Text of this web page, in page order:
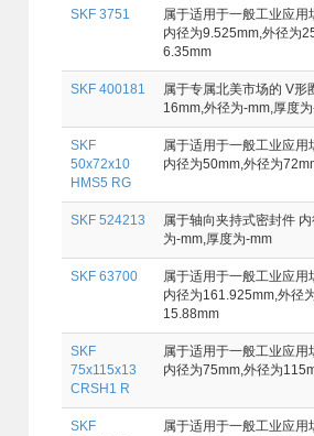
SKF 3751
属于适用于一般工业应用
内径为9.525mm,外径为
6.35mm
SKF 400181
属于专属北美市场的 V形
16mm,外径为-mm,厚度
SKF
50x72x10
HMS5 RG
属于适用于一般工业应用
内径为50mm,外径为
SKF 524213
属于轴向夹持式密封件
为-mm,厚度为-mm
SKF 63700
属于适用于一般工业应用
内径为161.925mm,外径
15.88mm
SKF
75x115x13
CRSH1 R
属于适用于一般工业应用
内径为75mm,外径为
SKF
属于适用于一般工业应用